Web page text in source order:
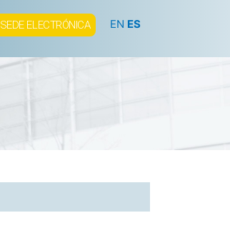
SEDE ELECTRÓNICA EN ES